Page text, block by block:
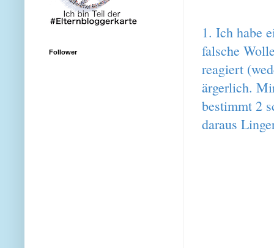
1. Ich habe
falsche
reagiert
ärgerlich.
bestimmt 2
daraus
Follower